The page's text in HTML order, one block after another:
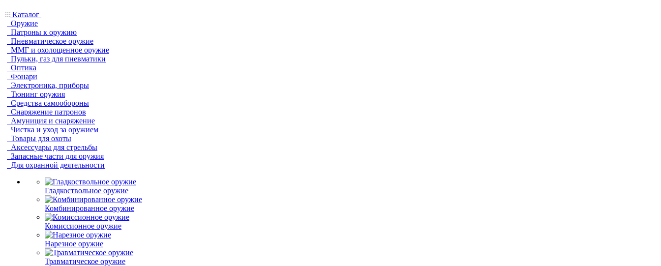
Каталог
Оружие
Патроны к оружию
Пневматическое оружие
ММГ и охолощенное оружие
Пульки, газ для пневматики
Оптика
Фонари
Электроника, приборы
Тюнинг оружия
Средства самообороны
Снаряжение патронов
Амуниция и снаряжение
Чистка и уход за оружием
Товары для охоты
Аксессуары для стрельбы
Запасные части для оружия
Для охранной деятельности
Гладкоствольное оружие
Комбинированное оружие
Комиссионное оружие
Нарезное оружие
Травматическое оружие